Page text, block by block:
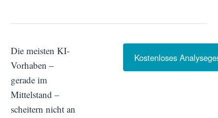
Die meisten KI-
Vorhaben –
gerade im
Mittelstand –
scheitern nicht an
Kostenloses